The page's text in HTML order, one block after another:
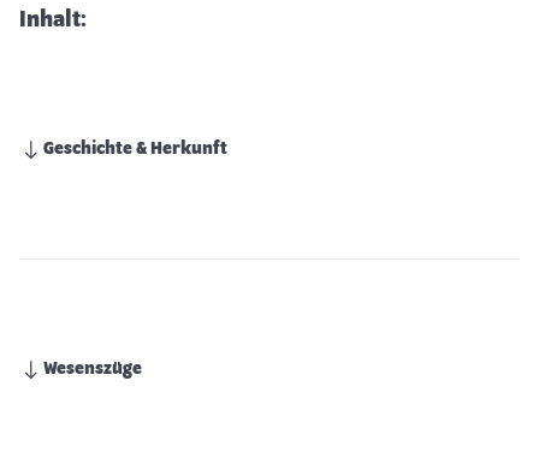
Inhalt:
Geschichte & Herkunft
Wesenszüge